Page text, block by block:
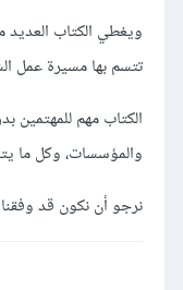
ويغطي الكتاب العديد
تتسم بها مسيرة عمل
الكتاب مهم للمهتمين
والمؤسسات، وكل ما
نرجو أن نكون قد